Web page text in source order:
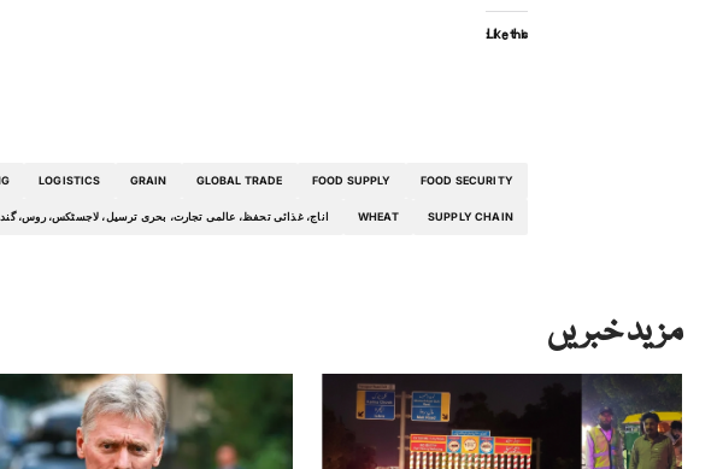
Like this:
FOOD SECURITY
FOOD SUPPLY
GLOBAL TRADE
GRAIN
LOGISTICS
SUPPLY CHAIN
WHEAT اناج، غذائی تحفظ، عالمی تجارت، بحری ترسیل، لاجسٹکس، روس،
مزید خبریں